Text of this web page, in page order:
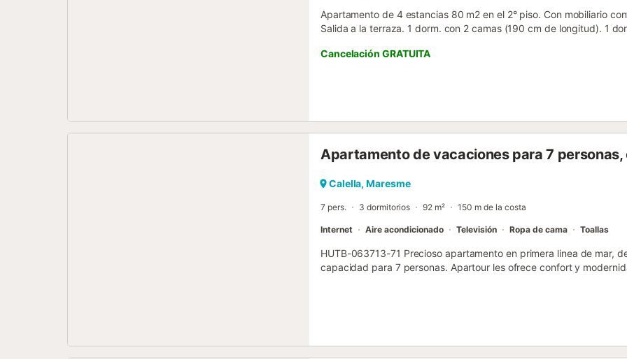
Apartamento de 4 estancias 80 m2 en el 2° piso. Con mobiliario
Salida a la terraza. 1 dorm. con 2 camas (190 cm de longitud). 1
Ducha/WC. Calefacción de gas. Terraza pequeña 9 m2. Vista
Cancelación GRATUITA
Apartamento de vacaciones para 7 personas,
Calella, Maresme
7 pers. 3 dormitorios 92 m² 150 m de la costa
Internet Aire acondicionado Televisión Ropa de cama Toallas
HUTB-063713-71 Precioso apartamento en primera linea de mar,
capacidad para 7 personas. Apartour les ofrece confort y
sentir como en casa. Desde su balcón, con mobiliario de terraza,
úbicado en una zona privilegiada de Calella. Acceso directo a la
distribuye de la siguiente manera: - amplio salón comedor con